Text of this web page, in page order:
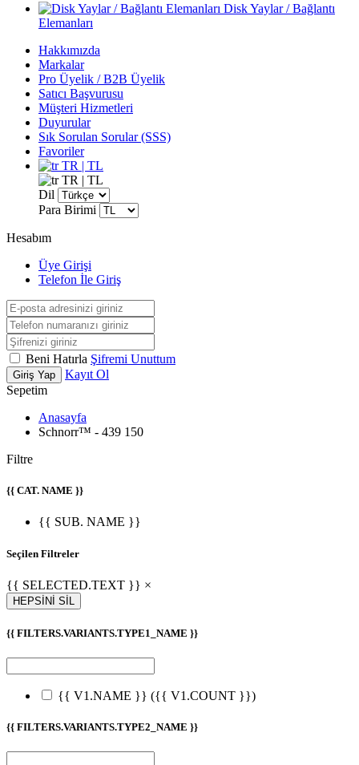
Disk Yaylar / Bağlantı
Elemanları
Hakkımızda
Markalar
Pro Üyelik / B2B Üyelik
Satıcı Başvurusu
Müşteri Hizmetleri
Duyurular
Sık Sorulan Sorular (SSS)
Favoriler
TR | TL
TR | TL
Dil
Para Birimi
Hesabım
Üye Girişi
Telefon İle Giriş
Beni Hatırla Şifremi Unuttum
Giriş Yap
Kayıt Ol
Sepetim
Anasayfa
Schnorr™ - 439 150
Filtre
{{ CAT. NAME }}
{{ SUB. NAME }}
Seçilen Filtreler
{{ SELECTED.TEXT }} ×
HEPSİNİ SİL
{{ FILTERS.VARIANTS.TYPE1_NAME }}
{{ V1.NAME }} ({{ V1.COUNT }})
{{ FILTERS.VARIANTS.TYPE2_NAME }}